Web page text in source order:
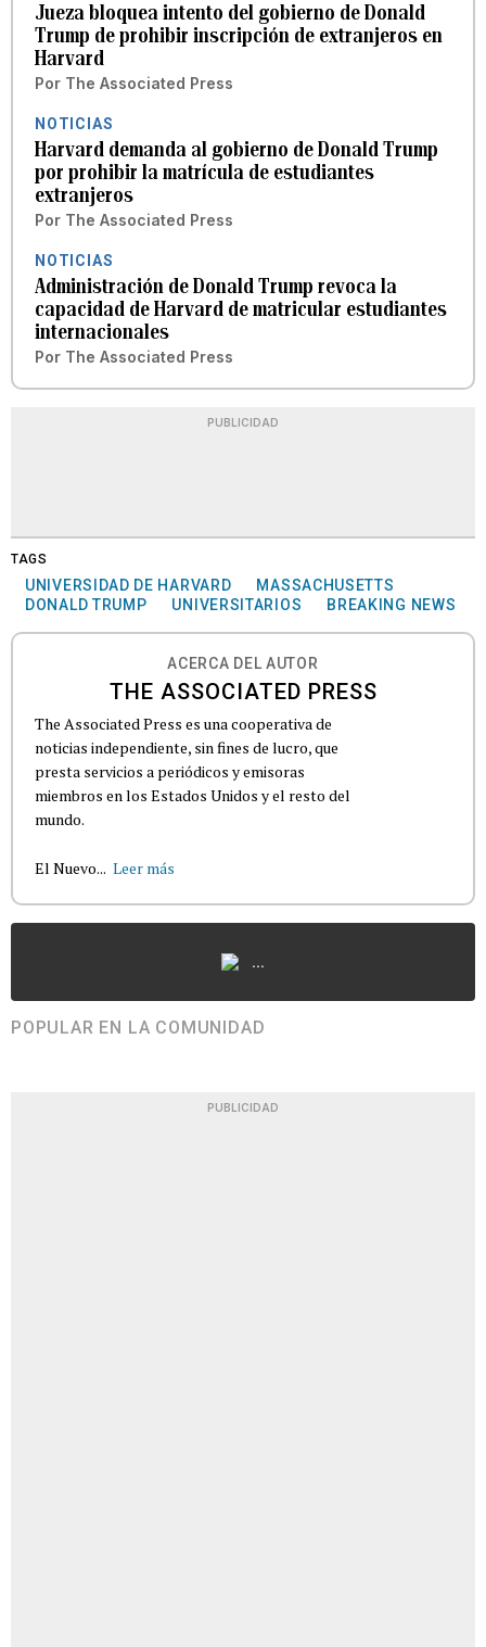
Jueza bloquea intento del gobierno de Donald
Trump de prohibir inscripción de extranjeros en
Harvard
Por The Associated Press
NOTICIAS
Harvard demanda al gobierno de Donald Trump
por prohibir la matrícula de estudiantes
extranjeros
Por The Associated Press
NOTICIAS
Administración de Donald Trump revoca la
capacidad de Harvard de matricular estudiantes
internacionales
Por The Associated Press
PUBLICIDAD
TAGS
UNIVERSIDAD DE HARVARD
MASSACHUSETTS
DONALD TRUMP
UNIVERSITARIOS BREAKING NEWS
ACERCA DEL AUTOR
THE ASSOCIATED PRESS
The Associated Press es una cooperativa de
noticias independiente, sin fines de lucro, que
presta servicios a periódicos y emisoras
miembros en los Estados Unidos y el resto del
mundo.
El Nuevo... Leer más
...
POPULAR EN LA COMUNIDAD
PUBLICIDAD